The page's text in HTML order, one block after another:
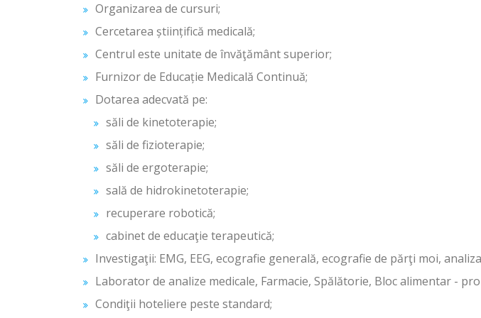
Organizarea de cursuri;
Cercetarea științifică medicală;
Centrul este unitate de învăţământ superior;
Furnizor de Educație Medicală Continuă;
Dotarea adecvată pe:
săli de kinetoterapie;
săli de fizioterapie;
săli de ergoterapie;
sală de hidrokinetoterapie;
recuperare robotică;
cabinet de educaţie terapeutică;
Investigaţii: EMG, EEG, ecografie generală, ecografie de părţi moi,
Laborator de analize medicale, Farmacie, Spălătorie, Bloc alimentar -
Condiţii hoteliere peste standard;